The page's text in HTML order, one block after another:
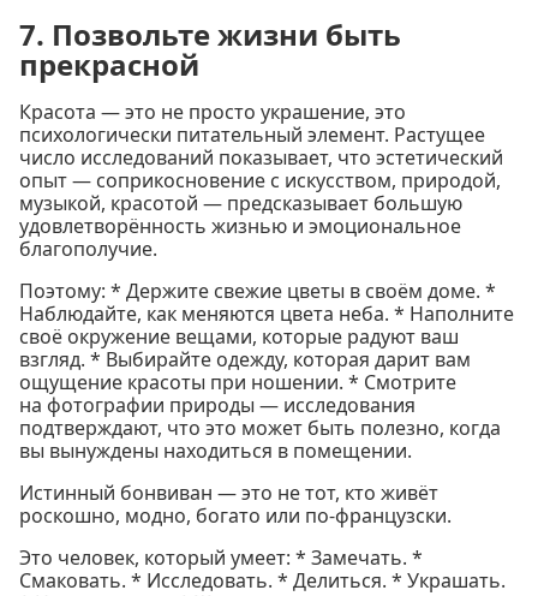
7. Позвольте жизни быть
прекрасной
Красота — это не просто украшение, это
психологически питательный элемент. Растущее
число исследований показывает, что эстетический
опыт — соприкосновение с искусством, природой,
музыкой, красотой — предсказывает большую
удовлетворённость жизнью и эмоциональное
благополучие.
Поэтому: * Держите свежие цветы в своём доме. *
Наблюдайте, как меняются цвета неба. * Наполните
своё окружение вещами, которые радуют ваш
взгляд. * Выбирайте одежду, которая дарит вам
ощущение красоты при ношении. * Смотрите
на фотографии природы — исследования
подтверждают, что это может быть полезно, когда
вы вынуждены находиться в помещении.
Истинный бонвиван — это не тот, кто живёт
роскошно, модно, богато или по-французски.
Это человек, который умеет: * Замечать. *
Смаковать. * Исследовать. * Делиться. * Украшать.